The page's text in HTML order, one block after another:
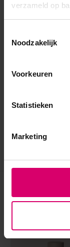
verzameld op
Noodzakelijk
Voorkeuren
Statistieken
Marketing